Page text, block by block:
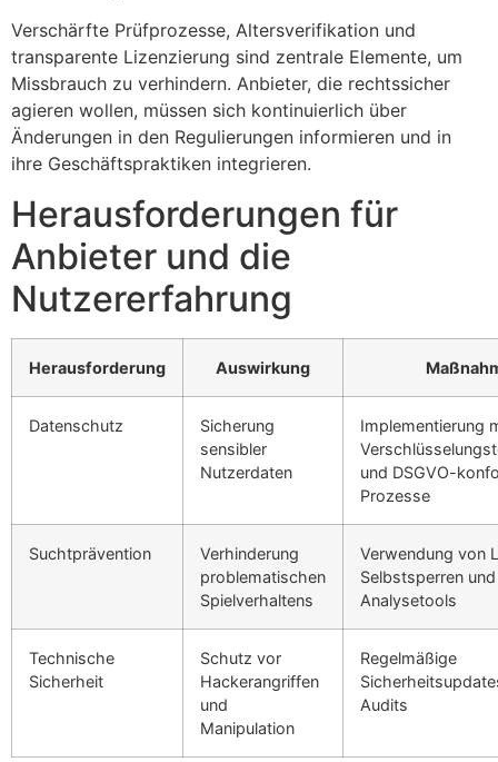
Verschärfte Prüfprozesse, Altersverifikation und
transparente Lizenzierung sind zentrale Elemente, um
Missbrauch zu verhindern. Anbieter, die rechtssicher
agieren wollen, müssen sich kontinuierlich über
Änderungen in den Regulierungen informieren und in
ihre Geschäftspraktiken integrieren.
Herausforderungen für
Anbieter und die
Nutzererfahrung
Herausforderung Auswirkung
Datenschutz
Sicherung
sensibler
Nutzerdaten
Implementierung
und DSGVO-
Prozesse
Suchtprävention
Verhinderung
problematischen
Spielverhaltens
Verwendung von
Selbstsperren
Analysetools
Technische
Sicherheit
Schutz vor
Hackerangriffen
und
Manipulation
Regelmäßige
Audits